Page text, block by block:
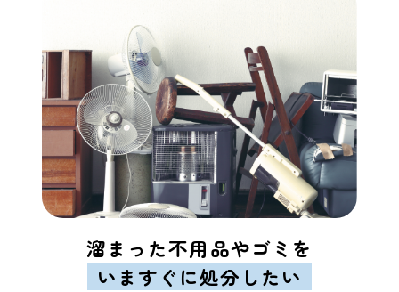
溜まった不用品やゴミを
いますぐに処分したい